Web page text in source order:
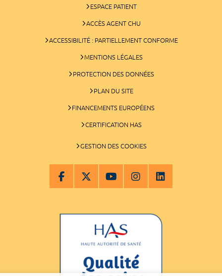
ESPACE PATIENT
ACCÈS AGENT CHU
ACCESSIBILITÉ : PARTIELLEMENT CONFORME
MENTIONS LÉGALES
PROTECTION DES DONNÉES
PLAN DU SITE
FINANCEMENTS EUROPÉENS
CERTIFICATION HAS
GESTION DES COOKIES